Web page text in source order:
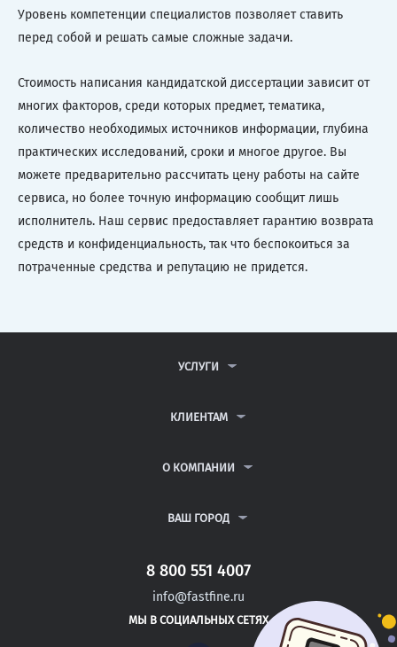
Уровень компетенции специалистов позволяет ставить
перед собой и решать самые сложные задачи.
Стоимость написания кандидатской диссертации зависит от
многих факторов, среди которых предмет, тематика,
количество необходимых источников информации, глубина
практических исследований, сроки и многое другое. Вы
можете предварительно рассчитать цену работы на сайте
сервиса, но более точную информацию сообщит лишь
исполнитель. Наш сервис предоставляет гарантию возврата
средств и конфиденциальность, так что беспокоиться за
потраченные средства и репутацию не придется.
УСЛУГИ
ДИПЛОМНЫЕ РАБОТЫ
РЕФЕРАТЫ
КЛИЕНТАМ
ВОПРОСЫ И ОТВЕТЫ
ПОЛИТИКА КОНФИДЕНЦИАЛЬНОСТИ
О КОМПАНИИ
КОНТАКТЫ
ВАШ ГОРОД
САНКТ-ПЕТЕРБУРГ
БЕЛГОРОД
БИЙСК
8 800 551 4007
info@fastfine.ru
МЫ В СОЦИАЛЬНЫХ СЕТЯХ